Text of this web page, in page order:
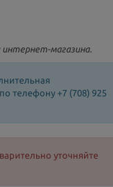
магазина.
телефону +7 (708) 925
уточняйте